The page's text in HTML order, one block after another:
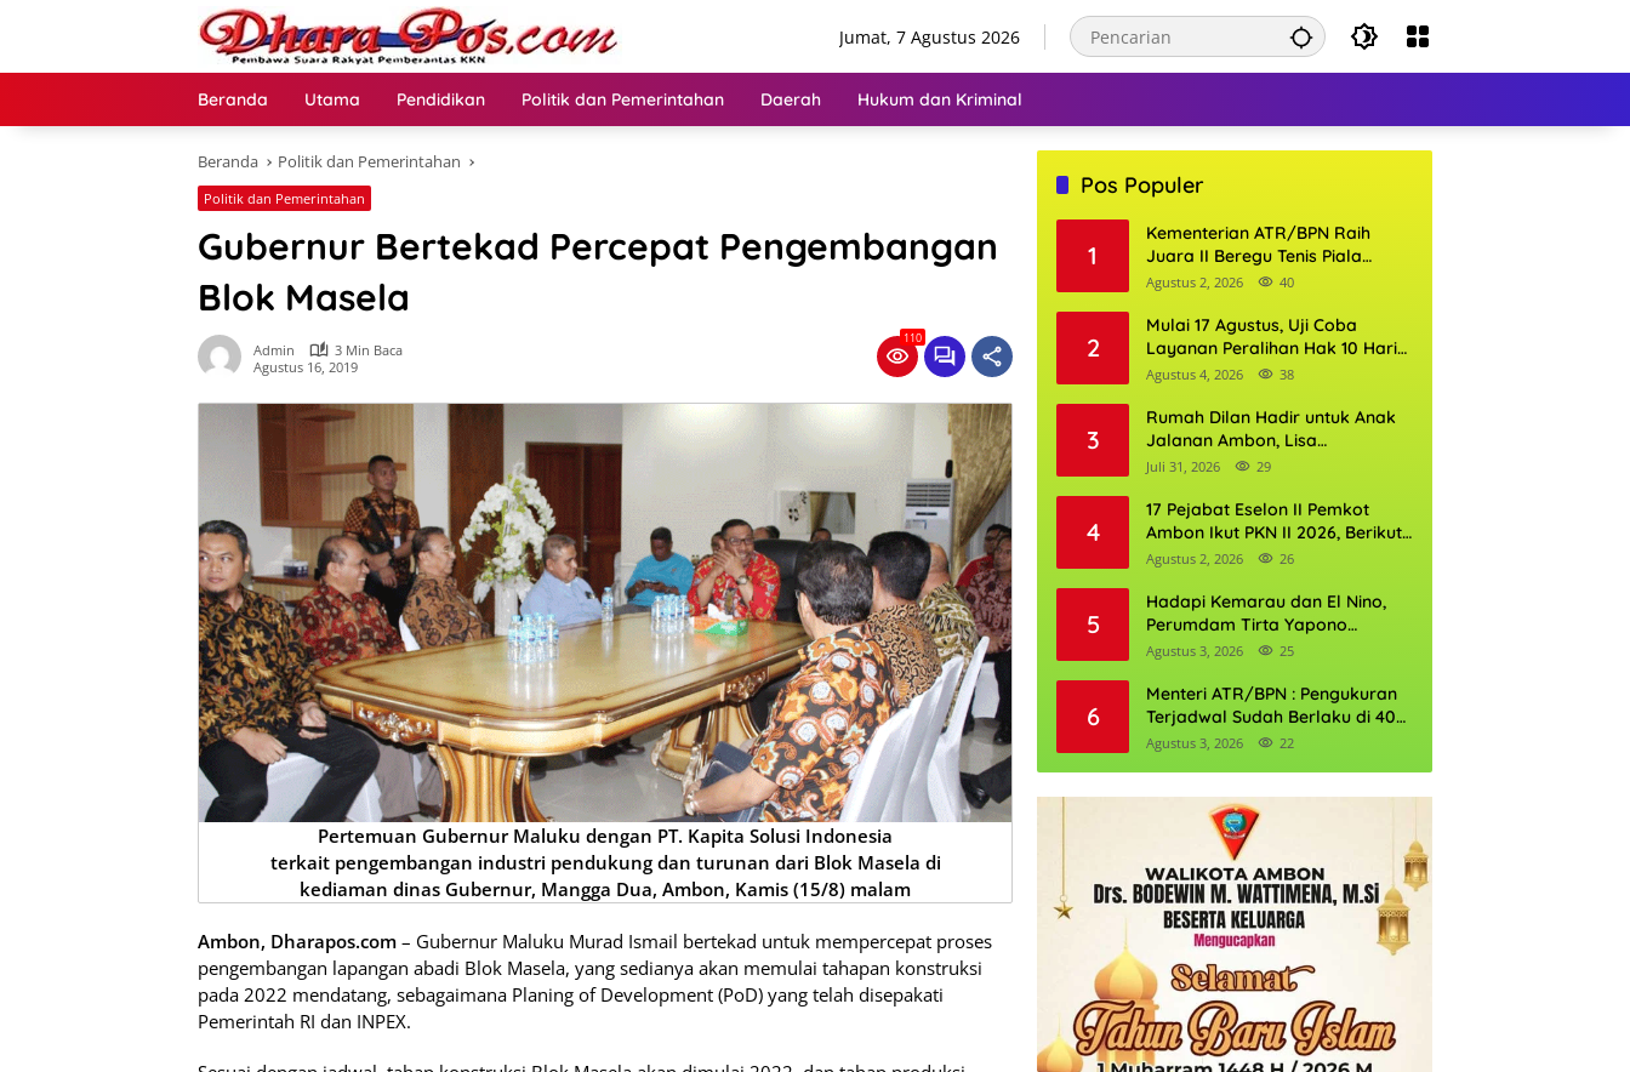
Jumat, 7 Agustus 2026
Beranda Utama Pendidikan Politik dan Pemerintahan Daerah Hukum dan Kriminal
Beranda Politik dan Pemerintahan
Politik dan Pemerintahan
Gubernur Bertekad Percepat Pengembangan
Blok Masela
Admin
3 Min Baca
Agustus 16, 2019
110
Pertemuan Gubernur Maluku dengan PT. Kapita Solusi Indonesia
terkait pengembangan industri pendukung dan turunan dari Blok Masela di
kediaman dinas Gubernur, Mangga Dua, Ambon, Kamis (15/8) malam
Ambon, Dharapos.com – Gubernur Maluku Murad Ismail bertekad untuk mempercepat proses
pengembangan lapangan abadi Blok Masela, yang sedianya akan memulai tahapan konstruksi
pada 2022 mendatang, sebagaimana Planing of Development (PoD) yang telah disepakati
Pemerintah RI dan INPEX.
Pos Populer
1
Kementerian ATR/BPN Raih
Juara II Beregu Tenis Piala
Gubernur DKI Jakarta 2026
Agustus 2, 2026 40
2
Mulai 17 Agustus, Uji Coba
Layanan Peralihan Hak 10 Hari
di 15 Kantor Pertanahan
Agustus 4, 2026 38
3
Rumah Dilan Hadir untuk Anak
Jalanan Ambon, Lisa
Wattimena: Tak Ada Anak yang
Depannya
Juli 31, 2026 29
4
17 Pejabat Eselon II Pemkot
Ambon Ikut PKN II 2026, Berikut
Daftarnya
Agustus 2, 2026 26
5
Hadapi Kemarau dan El Nino,
Perumdam Tirta Yapono
Perkuat Cadangan Air Ambon
Agustus 3, 2026 25
6
Menteri ATR/BPN : Pengukuran
Terjadwal Sudah Berlaku di 400
Kantor Pertanahan
Agustus 3, 2026 22